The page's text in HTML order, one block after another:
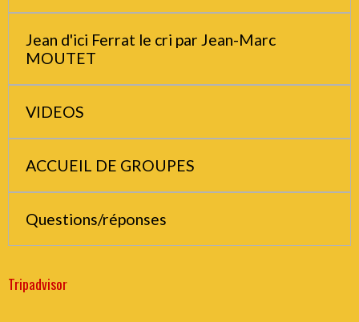
Jean d'ici Ferrat le cri par Jean-Marc
MOUTET
VIDEOS
ACCUEIL DE GROUPES
Questions/réponses
Tripadvisor